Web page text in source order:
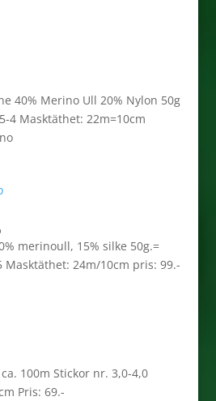
40% Merino Ull 20% Nylon 50g
4 Masktäthet: 22m=10cm
merinoull, 15% silke 50g.=
Masktäthet: 24m/10cm pris: 99.-
100m Stickor nr. 3,0-4,0
Pris: 69.-